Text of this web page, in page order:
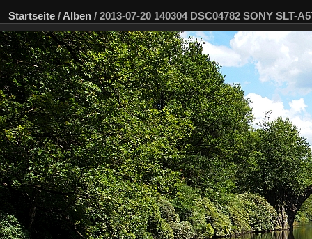
Startseite / Alben / 2013-07-20 140304 DSC04782 SONY SLT-